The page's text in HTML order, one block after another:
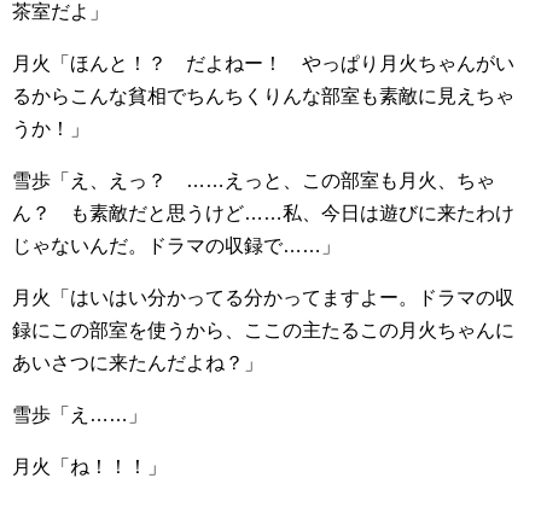
茶室だよ」
月火「ほんと！？ だよねー！ やっぱり月火ちゃんがい
るからこんな貧相でちんちくりんな部室も素敵に見えちゃ
うか！」
雪歩「え、えっ？ ……えっと、この部室も月火、ちゃ
ん？ も素敵だと思うけど……私、今日は遊びに来たわけ
じゃないんだ。ドラマの収録で……」
月火「はいはい分かってる分かってますよー。ドラマの収
録にこの部室を使うから、ここの主たるこの月火ちゃんに
あいさつに来たんだよね？」
雪歩「え……」
月火「ね！！！」